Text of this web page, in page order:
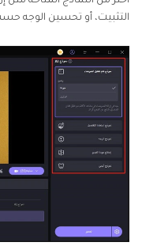
التثبيت، أو تحسين الوجه